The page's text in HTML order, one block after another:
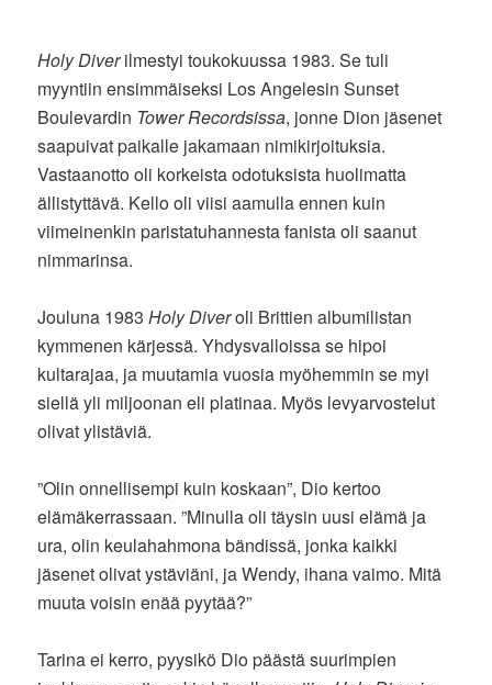
Holy Diverilmestyi toukokuussa 1983. Se tuli
myyntiin ensimmäiseksi Los Angelesin Sunset
Boulevardin Tower Recordsissa, jonne Dion jäsenet
saapuivat paikalle jakamaan nimikirjoituksia.
Vastaanotto oli korkeista odotuksista huolimatta
ällistyttävä. Kello oli viisi aamulla ennen kuin
viimeinenkin paristatuhannesta fanista oli saanut
nimmarinsa.
Jouluna 1983Holy Diveroli Brittien albumilistan
kymmenen kärjessä. Yhdysvalloissa se hipoi
kultarajaa, ja muutamia vuosia myöhemmin se myi
siellä yli miljoonan eli platinaa. Myös levyarvostelut
olivat ylistäviä.
”Olin onnellisempi kuin koskaan”, Dio kertoo
elämäkerrassaan. ”Minulla oli täysin uusi elämä ja
ura, olin keulahahmona bändissä, jonka kaikki
jäsenet olivat ystäviäni, ja Wendy, ihana vaimo. Mitä
muuta voisin enää pyytää?”
Tarina ei kerro, pyysikö Dio päästä suurimpien